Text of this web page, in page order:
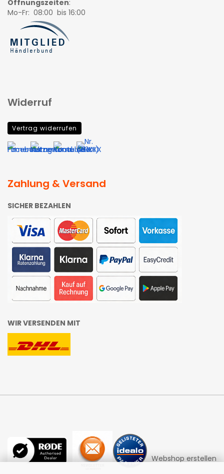
Öffnungszeiten:
Mo-Fr: 08:00 bis 16:00
Widerruf
Vertrag widerrufen
Zahlung & Versand
SICHER BEZAHLEN
WIR VERSENDEN MIT
Webshop erstellen